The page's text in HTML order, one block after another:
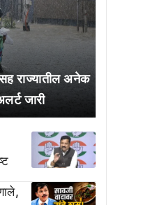
राज्यातील अनेक
जारी